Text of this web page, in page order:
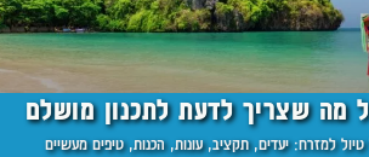
מה שצריך לדעת לתכנון מושלם
למזרח: יעדים, תקציב, עונות, הכנות, טיפים מעשיים